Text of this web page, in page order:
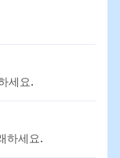
세요.
하세요.